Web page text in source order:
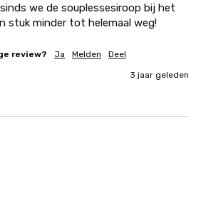
we de souplessesiroop bij het
stuk minder tot helemaal weg!
review? Ja Melden Deel
3 jaar geleden